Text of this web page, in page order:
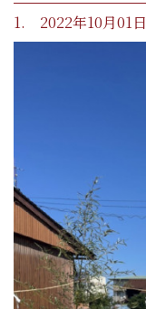
1. 2022年10月01日